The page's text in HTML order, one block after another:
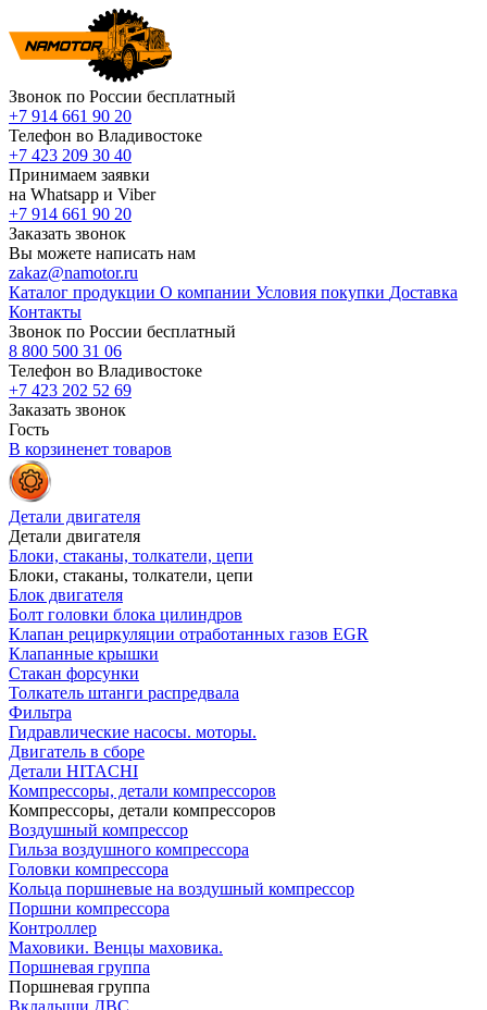
Звонок по России бесплатный
+7 914 661 90 20
Телефон во Владивостоке
+7 423 209 30 40
Принимаем заявки
на Whatsapp и Viber
+7 914 661 90 20
Заказать звонок
Вы можете написать нам
zakaz@namotor.ru
Каталог продукции О компании Условия покупки Доставка
Контакты
Звонок по России бесплатный
8 800 500 31 06
Телефон во Владивостоке
+7 423 202 52 69
Заказать звонок
Гость
В корзиненет товаров
Детали двигателя
Детали двигателя
Блоки, стаканы, толкатели, цепи
Блоки, стаканы, толкатели, цепи
Блок двигателя
Болт головки блока цилиндров
Клапан рециркуляции отработанных газов EGR
Клапанные крышки
Стакан форсунки
Толкатель штанги распредвала
Фильтра
Гидравлические насосы. моторы.
Двигатель в сборе
Детали HITACHI
Компрессоры, детали компрессоров
Компрессоры, детали компрессоров
Воздушный компрессор
Гильза воздушного компрессора
Головки компрессора
Кольца поршневые на воздушный компрессор
Поршни компрессора
Контроллер
Маховики. Венцы маховика.
Поршневая группа
Поршневая группа
Вкладыши ДВС